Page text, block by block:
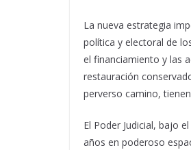
La nueva estrategia
política y electoral de
el financiamiento y las
restauración
perverso camino,
El Poder Judicial, bajo
años en poderoso